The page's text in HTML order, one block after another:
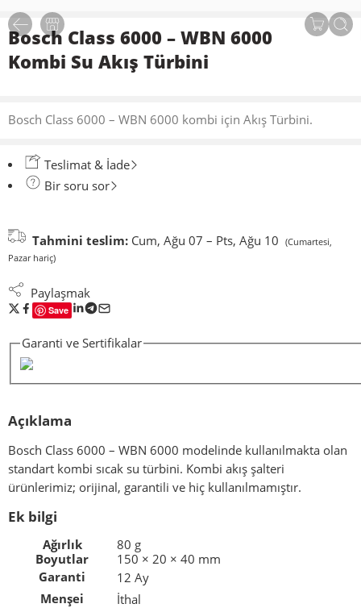
Bosch Class 6000 – WBN 6000
Kombi Su Akış Türbini
Bosch Class 6000 – WBN 6000 kombi için Akış Türbini.
Teslimat & İade
Bir soru sor
Tahmini teslim: Cum, Ağu 07 – Pts, Ağu 10 (Cumartesi,
Pazar hariç)
Paylaşmak
Save
Garanti ve Sertifikalar
Açıklama
Bosch Class 6000 – WBN 6000 modelinde kullanılmakta olan
standart kombi sıcak su türbini. Kombi akış şalteri
ürünlerimiz; orijinal, garantili ve hiç kullanılmamıştır.
Ek bilgi
Ağırlık
80 g
Boyutlar
150 × 20 × 40 mm
Garanti
12 Ay
Menşei
İthal